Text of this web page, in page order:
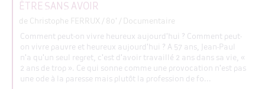
ÊTRE SANS AVOIR
de Christophe FERRUX / 80' / Documentaire
Comment peut-on vivre heureux aujourd'hui ? Comment peut-
on vivre pauvre et heureux aujourd'hui ? A 57 ans, Jean-Paul
n'a qu'un seul regret, c'est d'avoir travaillé 2 ans dans sa vie, «
2 ans de trop ». Ce qui sonne comme une provocation n'est pas
une ode à la paresse mais plutôt la profession de fo...